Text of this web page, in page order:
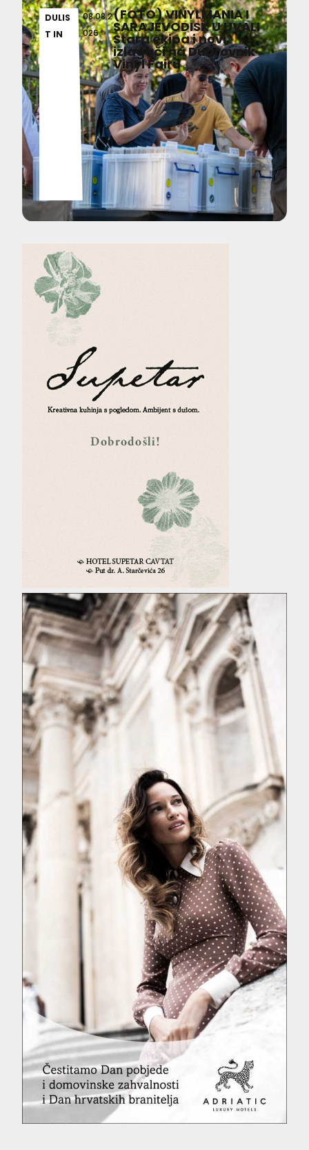
DULIS
T IN
08.08.2
026
(FOTO) VINYLMANIA I
SARAJEVODISK U UVALI
Stara ekipa i novi
izlagači na Dubrovnik
Vinyl Fairu